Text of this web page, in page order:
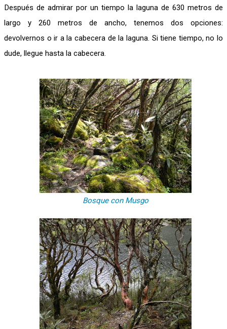
Después de admirar por un tiempo la laguna de 630 metros de
largo y 260 metros de ancho, tenemos dos opciones:
devolvernos o ir a la cabecera de la laguna. Si tiene tiempo, no lo
dude, llegue hasta la cabecera.
Bosque con Musgo